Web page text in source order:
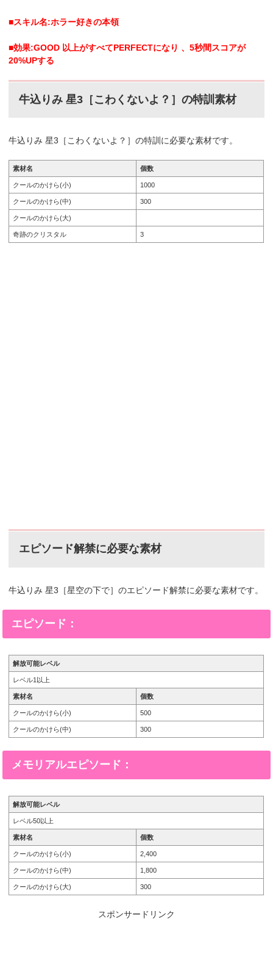
■スキル名:ホラー好きの本領
■効果:GOOD 以上がすべてPERFECTになり 、5秒間スコアが
20%UPする
牛込りみ 星3［こわくないよ？］の特訓素材
牛込りみ 星3［こわくないよ？］の特訓に必要な素材です。
素材名 個数
クールのかけら(小) 1000
クールのかけら(中) 300
クールのかけら(大)
奇跡のクリスタル 3
エピソード解禁に必要な素材
牛込りみ 星3［星空の下で］のエピソード解禁に必要な素材です。
エピソード：
解放可能レベル
レベル1以上
素材名 個数
クールのかけら(小) 500
クールのかけら(中) 300
メモリアルエピソード：
解放可能レベル
レベル50以上
素材名 個数
クールのかけら(小) 2,400
クールのかけら(中) 1,800
クールのかけら(大) 300
スポンサードリンク